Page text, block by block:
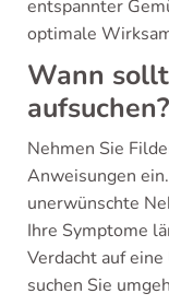
entspannter
optimale
Wann
aufsuchen?
Nehmen Sie
Anweisungen
unerwünschte
Ihre Symptome
Verdacht auf
suchen Sie